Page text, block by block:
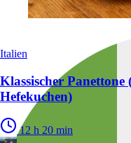
Italien
Klassischer
Hefekuchen)
12 h 20 min